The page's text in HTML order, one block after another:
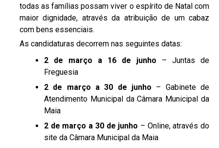
todas as famílias possam viver o espírito de Natal com
maior dignidade, através da atribuição de um cabaz
com bens essenciais.
As candidaturas decorrem nas seguintes datas:
2 de março a 16 de junho – Juntas de
Freguesia
2 de março a 30 de junho – Gabinete de
Atendimento Municipal da Câmara Municipal da
Maia
2 de março a 30 de junho – Online, através do
site da Câmara Municipal da Maia